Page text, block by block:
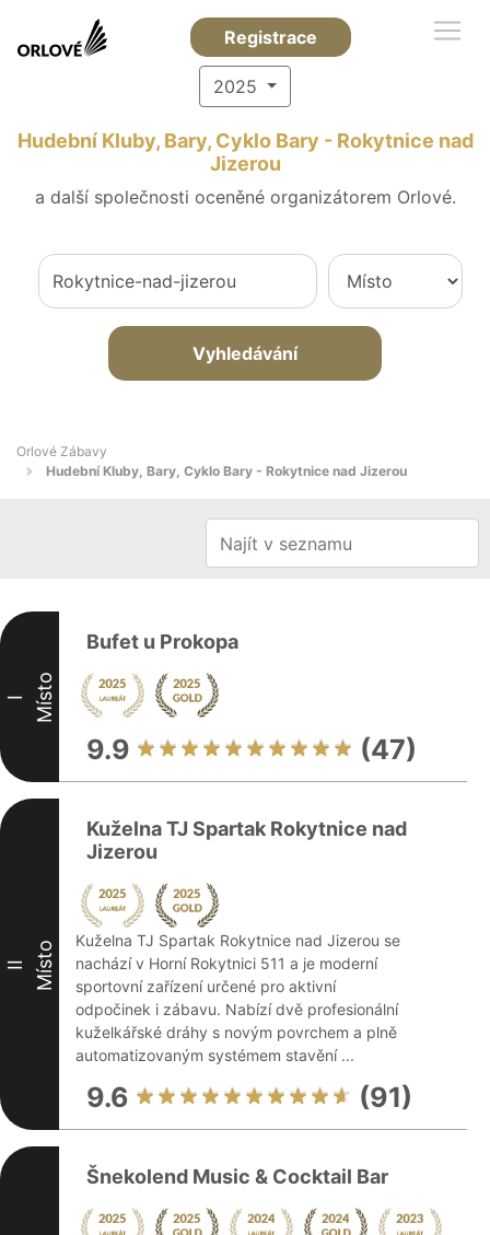
Registrace
2025
Hudební Kluby, Bary, Cyklo Bary - Rokytnice nad
Jizerou
a další společnosti oceněné organizátorem Orlové.
Vyhledávání
Orlové Zábavy
Hudební Kluby, Bary, Cyklo Bary - Rokytnice nad Jizerou
I Místo
Bufet u Prokopa
9.9 (47)
II Místo
Kuželna TJ Spartak Rokytnice nad
Jizerou
Kuželna TJ Spartak Rokytnice nad Jizerou se
nachází v Horní Rokytnici 511 a je moderní
sportovní zařízení určené pro aktivní
odpočinek i zábavu. Nabízí dvě profesionální
kuželkářské dráhy s novým povrchem a plně
automatizovaným systémem stavění ...
9.6 (91)
Šnekolend Music & Cocktail Bar